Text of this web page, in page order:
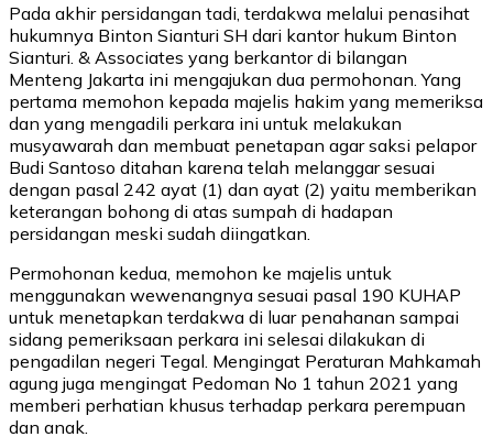
Pada akhir persidangan tadi, terdakwa melalui penasihat
hukumnya Binton Sianturi SH dari kantor hukum Binton
Sianturi. & Associates yang berkantor di bilangan
Menteng Jakarta ini mengajukan dua permohonan. Yang
pertama memohon kepada majelis hakim yang memeriksa
dan yang mengadili perkara ini untuk melakukan
musyawarah dan membuat penetapan agar saksi pelapor
Budi Santoso ditahan karena telah melanggar sesuai
dengan pasal 242 ayat (1) dan ayat (2) yaitu memberikan
keterangan bohong di atas sumpah di hadapan
persidangan meski sudah diingatkan.
Permohonan kedua, memohon ke majelis untuk
menggunakan wewenangnya sesuai pasal 190 KUHAP
untuk menetapkan terdakwa di luar penahanan sampai
sidang pemeriksaan perkara ini selesai dilakukan di
pengadilan negeri Tegal. Mengingat Peraturan Mahkamah
agung juga mengingat Pedoman No 1 tahun 2021 yang
memberi perhatian khusus terhadap perkara perempuan
dan anak.